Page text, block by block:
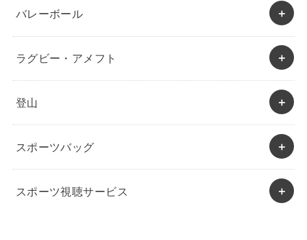
バレーボール
ラグビー・アメフト
登山
スポーツバッグ
スポーツ視聴サービス